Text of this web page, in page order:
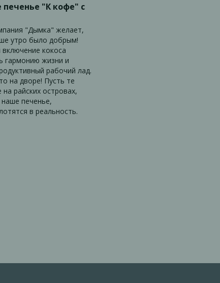
печенье "К кофе" с
"Дымка" желает,
утро было добрым!
кокоса
гармонию жизни и
рабочий лад.
на дворе! Пусть те
райских островах,
печенье,
в реальность.